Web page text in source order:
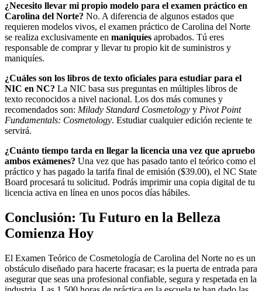
¿Necesito llevar mi propio modelo para el examen práctico en
Carolina del Norte? No. A diferencia de algunos estados que
requieren modelos vivos, el examen práctico de Carolina del Norte
se realiza exclusivamente en maniquíes aprobados. Tú eres
responsable de comprar y llevar tu propio kit de suministros y
maniquíes.
¿Cuáles son los libros de texto oficiales para estudiar para el
NIC en NC? La NIC basa sus preguntas en múltiples libros de
texto reconocidos a nivel nacional. Los dos más comunes y
recomendados son: Milady Standard Cosmetology y Pivot Point
Fundamentals: Cosmetology. Estudiar cualquier edición reciente te
servirá.
¿Cuánto tiempo tarda en llegar la licencia una vez que apruebo
ambos exámenes? Una vez que has pasado tanto el teórico como el
práctico y has pagado la tarifa final de emisión ($39.00), el NC State
Board procesará tu solicitud. Podrás imprimir una copia digital de tu
licencia activa en línea en unos pocos días hábiles.
Conclusión: Tu Futuro en la Belleza
Comienza Hoy
El Examen Teórico de Cosmetología de Carolina del Norte no es un
obstáculo diseñado para hacerte fracasar; es la puerta de entrada para
asegurar que seas una profesional confiable, segura y respetada en la